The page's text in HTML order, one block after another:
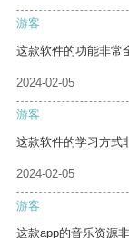
游客
这款软件的功能非常
2024-02-05
游客
这款软件的学习方式
2024-02-05
游客
这款app的音乐资源